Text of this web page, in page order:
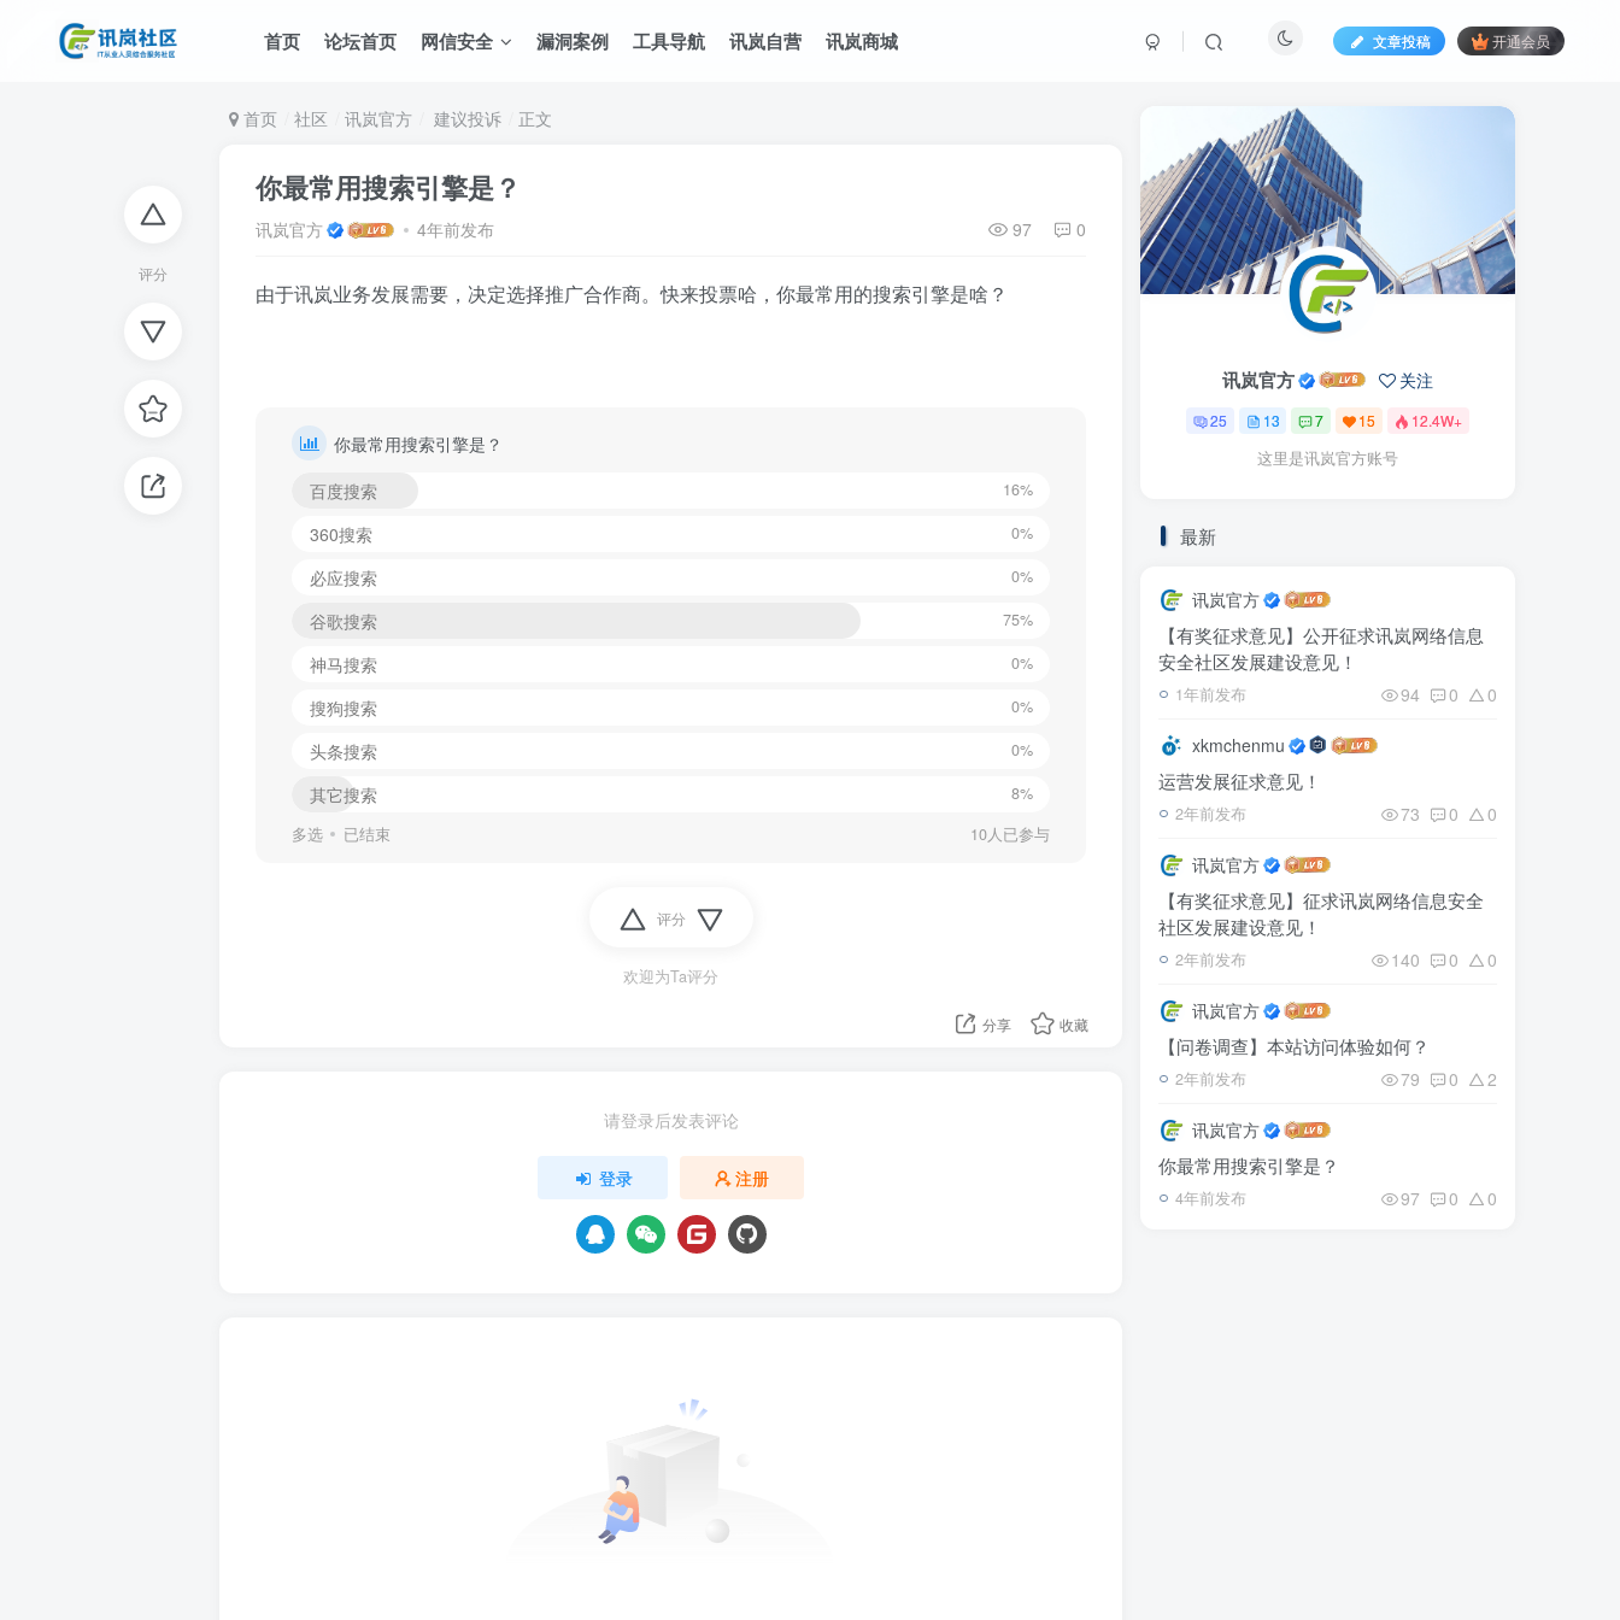
首页 论坛首页 网信安全 漏洞案例 工具导航 讯岚自营 讯岚商城 文章投稿 开通会员
评分
首页 社区 讯岚官方 建议投诉 正文
你最常用搜索引擎是？
讯岚官方 4年前发布 97 0
由于讯岚业务发展需要，决定选择推广合作商。快来投票哈，你最常用的搜索引擎是啥？
你最常用搜索引擎是？
16%
百度搜索
0%
360搜索
0%
必应搜索
75%
谷歌搜索
0%
神马搜索
0%
搜狗搜索
0%
头条搜索
8%
其它搜索
多选 已结束 10人已参与
评分
欢迎为Ta评分
分享 收藏
请登录后发表评论
登录 注册
讯岚官方 关注
25 13 7 15 12.4W+
这里是讯岚官方账号
最新
讯岚官方
【有奖征求意见】公开征求讯岚网络信息
安全社区发展建设意见！
1年前发布 94 0 0
xkmchenmu
运营发展征求意见！
2年前发布 73 0 0
讯岚官方
【有奖征求意见】征求讯岚网络信息安全
社区发展建设意见！
2年前发布 140 0 0
讯岚官方
【问卷调查】本站访问体验如何？
2年前发布 79 0 2
讯岚官方
你最常用搜索引擎是？
4年前发布 97 0 0